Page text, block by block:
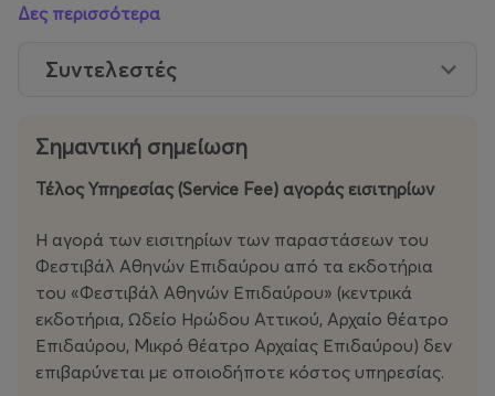
2016, το Badke(remix) των Παλαιστίνιων
Χατάμπ επισκέπτεται τη γλώσσα της παράδοσης και
στον γεωγραφικό και πολιτισμικό χάρτη,
προωθεί την ιδέα ενός διεθνούς ‘ανήκειν’. Η εξαθλίωση
η επικοινωνία της στην παγκόσμια κοινότητα
δημιούργησαν την εντύπωση ότι το να είσαι
Παλαιστίνιος αποτελεί μια συμπαγή και ομογενή εθνική
ταυτότητα, δίχως ετερότητες και εσωτερικούς
αναβρασμούς. Η παράσταση έρχεται να αμφισβητήσει
αυτήν την παρανόηση, καθώς άνθρωποι με διακριτά
Δες περισσότερα
Συντελεστές
Σημαντική σημείωση
Τέλος Υπηρεσίας (Service Fee) αγοράς εισιτηρίων
Η αγορά των εισιτηρίων των παραστάσεων του
Φεστιβάλ Αθηνών Επιδαύρου από τα εκδοτήρια
του «Φεστιβάλ Αθηνών Επιδαύρου» (κεντρικά
εκδοτήρια, Ωδείο Ηρώδου Αττικού, Αρχαίο θέατρο
Επιδαύρου, Μικρό θέατρο Αρχαίας Επιδαύρου) δεν
επιβαρύνεται με οποιοδήποτε κόστος υπηρεσίας.